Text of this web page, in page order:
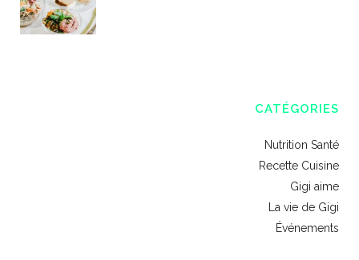
CATÉGORIES
Nutrition Santé
Recette Cuisine
Gigi aime
La vie de Gigi
Événements